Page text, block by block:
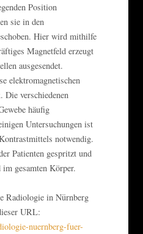
Position
sie in den
Hier wird mithilfe
Magnetfeld erzeugt
ausgesendet.
elektromagnetischen
Die verschiedenen
häufig
Untersuchungen ist
notwendig.
Patienten gespritzt und
gesamten Körper.
Radiologie in Nürnberg
URL:
nuernberg-fuer-